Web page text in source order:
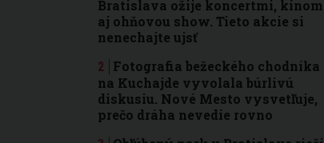
Bratislava ožije koncertmi, kinom
aj ohňovou show. Tieto akcie si
nenechajte ujsť
Fotografia bežeckého chodníka
na Kuchajde vyvolala búrlivú
diskusiu. Nové Mesto vysvetľuje,
prečo dráha nevedie rovno